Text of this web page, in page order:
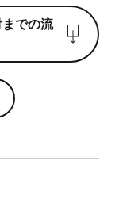
での流